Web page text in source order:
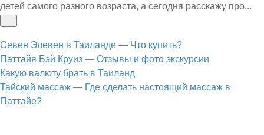
детей самого разного возраста, а сегодня расскажу про...
Севен Элевен в Таиланде — Что купить?
Паттайя Бэй Круиз — Отзывы и фото экскурсии
Какую валюту брать в Таиланд
Тайский массаж — Где сделать настоящий массаж в
Паттайе?